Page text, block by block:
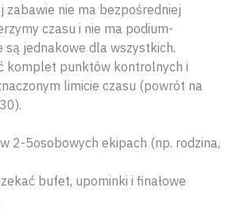
zabawie nie ma bezpośredniej
czasu i nie ma podium-
są jednakowe dla wszystkich.
komplet punktów kontrolnych i
limicie czasu (powrót na
2-5osobowych ekipach (np. rodzina,
bufet, upominki i finałowe